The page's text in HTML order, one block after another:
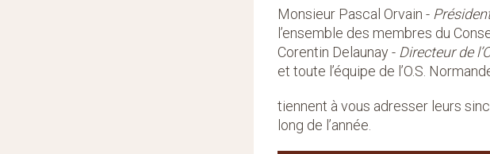
Monsieur Pascal Orvain -
l’ensemble des membres du
Corentin Delaunay - Directeur de
et toute l’équipe de l’O.S.
tiennent à vous adresser leurs
long de l’année.